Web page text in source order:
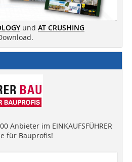
und AT CRUSHING
Anbieter im EINKAUFSFÜHRER
für Bauprofis!